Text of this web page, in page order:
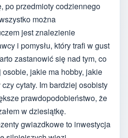
po przedmioty codziennego
można
jest znalezienie
i pomysłu, który trafi w gust
zastanowić się nad tym, co
jakie ma hobby, jakie
cytaty. Im bardziej osobisty
prawdopodobieństwo, że
w dziesiątkę.
gwiazdkowe to inwestycja